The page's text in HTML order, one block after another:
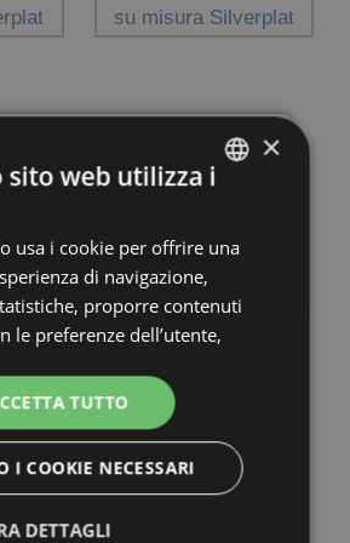
×
LA TUA DOCCIA
SU MISURA
CONFIGURA
notizia, scegli la tua
Pinterest ENGLISH
GERMAN
×
sito web utilizza i
usa i cookie per offrire una
di navigazione,
proporre contenuti
le preferenze dell’utente,
(advertising) e profilazione
terze parti e per consentire
con i social. Cliccando su
i cookie” si acconsente
TUTTO
I COOKIE NECESSARI
DETTAGLI